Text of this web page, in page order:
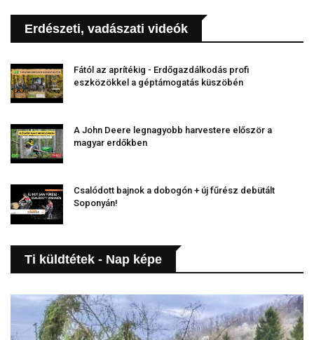
Erdészeti, vadászati videók
Fától az aprítékig - Erdőgazdálkodás profi
eszközökkel a géptámogatás küszöbén
A John Deere legnagyobb harvestere először a
magyar erdőkben
Csalódott bajnok a dobogón + új fűrész debütált
Soponyán!
Ti küldtétek - Nap képe